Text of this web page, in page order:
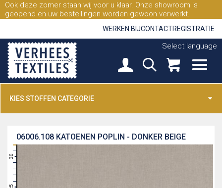
Ook deze zomer staan wij voor u klaar. Onze showroom is
geopend en uw bestellingen worden gewoon verwerkt.
WERKEN BIJCONTACTREGISTRATIE
Select language
KIES STOFFEN CATEGORIE
KATOENEN POPLIN - DONKER BEIGE
06006.108
26